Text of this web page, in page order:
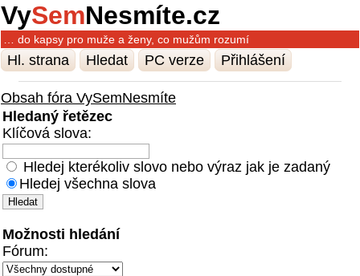
VySemNesmíte.cz
… do kapsy pro muže a ženy, co mužům rozumí
Hl. strana Hledat PC verze Přihlášení
Obsah fóra VySemNesmíte
Hledaný řetězec
Klíčová slova:
Hledej kterékoliv slovo nebo výraz jak je zadaný
Hledej všechna slova
Možnosti hledání
Fórum: